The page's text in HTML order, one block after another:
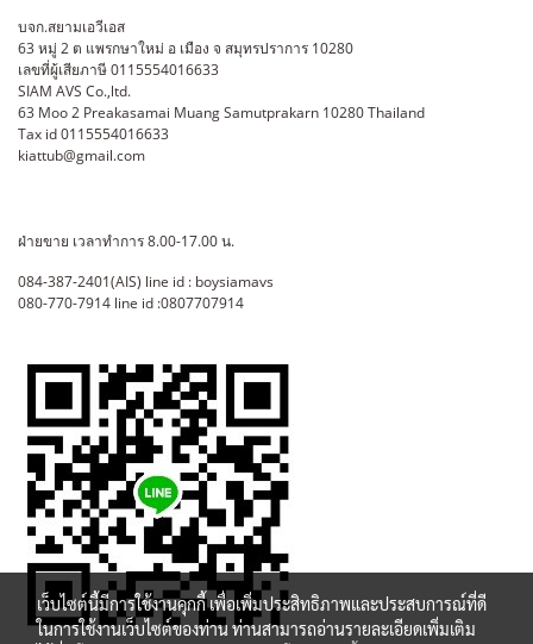
บจก.สยามเอวีเอส
63 หมู่ 2 ต แพรกษาใหม่ อ เมือง จ สมุทรปราการ 10280
เลขที่ผู้เสียภาษี 0115554016633
SIAM AVS Co.,ltd.
63 Moo 2 Preakasamai Muang Samutprakarn 10280 Thailand
Tax id 0115554016633
kiattub@gmail.com
ฝ่ายขาย เวลาทำการ 8.00-17.00 น.
084-387-2401(AIS) line id : boysiamavs
080-770-7914 line id :0807707914
เว็บไซต์นี้มีการใช้งานคุกกี้ เพื่อเพิ่มประสิทธิภาพและประสบการณ์ที่ดี
ในการใช้งานเว็บไซต์ของท่าน ท่านสามารถอ่านรายละเอียดเพิ่มเติม